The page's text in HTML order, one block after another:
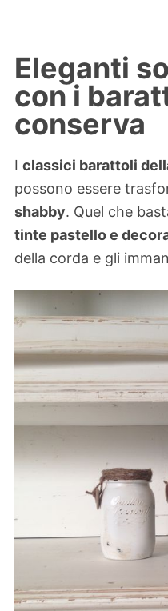
Eleganti
con i
conserva
I classici barattoli
possono essere
shabby. Quel che
tinte pastello e
della corda e gli